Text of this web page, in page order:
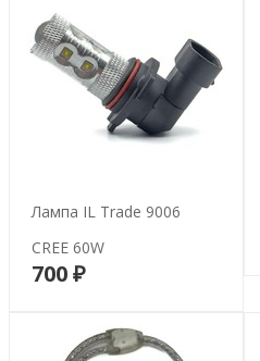
Лампа IL Trade 9006
CREE 60W
700 ₽В корзину